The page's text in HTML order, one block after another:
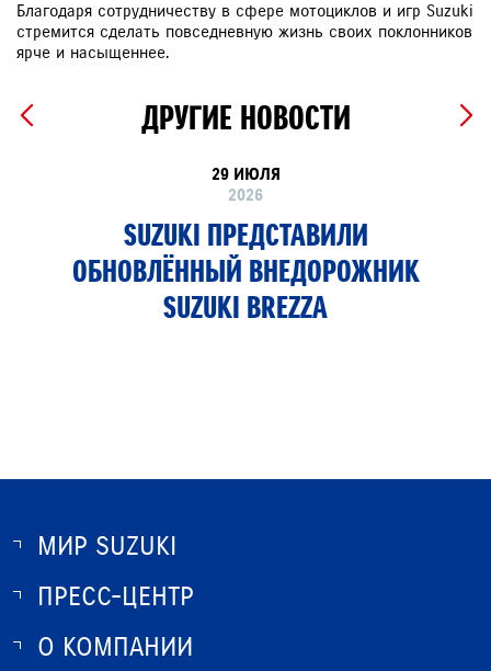
Благодаря сотрудничеству в сфере мотоциклов и игр Suzuki
стремится сделать повседневную жизнь своих поклонников
ярче и насыщеннее.
ДРУГИЕ НОВОСТИ
29 ИЮЛЯ
2026
SUZUKI ПРЕДСТАВИЛИ
ОБНОВЛЁННЫЙ ВНЕДОРОЖНИК
SUZUKI BREZZA
МИР SUZUKI
О SUZUKI
ПРЕСС-ЦЕНТР
НОВОСТИ
О КОМПАНИИ